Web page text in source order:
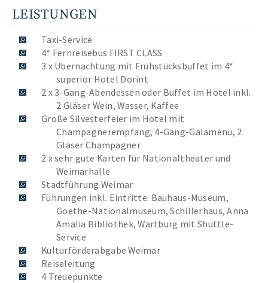
LEISTUNGEN
Taxi-Service
4* Fernreisebus FIRST CLASS
3 x Übernachtung mit Frühstücksbuffet im 4*
superior Hotel Dorint
2 x 3-Gang-Abendessen oder Buffet im Hotel inkl.
2 Gläser Wein, Wasser, Kaffee
Große Silvesterfeier im Hotel mit
Champagnerempfang, 4-Gang-Galamenü, 2
Gläser Champagner
2 x sehr gute Karten für Nationaltheater und
Weimarhalle
Stadtführung Weimar
Führungen inkl. Eintritte: Bauhaus-Museum,
Goethe-Nationalmuseum, Schillerhaus, Anna
Amalia Bibliothek, Wartburg mit Shuttle-
Service
Kulturförderabgabe Weimar
Reiseleitung
4 Treuepunkte